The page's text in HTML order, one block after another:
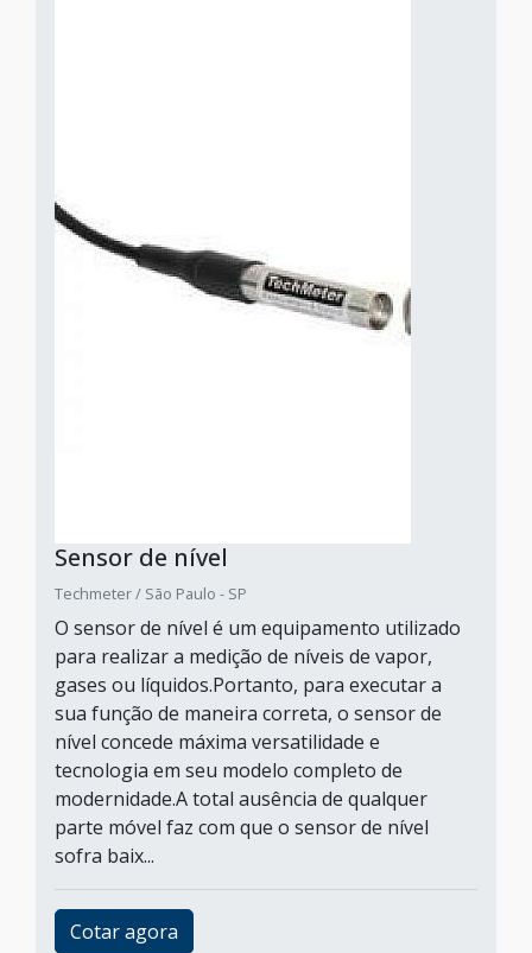
Sensor de nível
Techmeter / São Paulo - SP
O sensor de nível é um equipamento utilizado
para realizar a medição de níveis de vapor,
gases ou líquidos.Portanto, para executar a
sua função de maneira correta, o sensor de
nível concede máxima versatilidade e
tecnologia em seu modelo completo de
modernidade.A total ausência de qualquer
parte móvel faz com que o sensor de nível
sofra baix...
Cotar agora